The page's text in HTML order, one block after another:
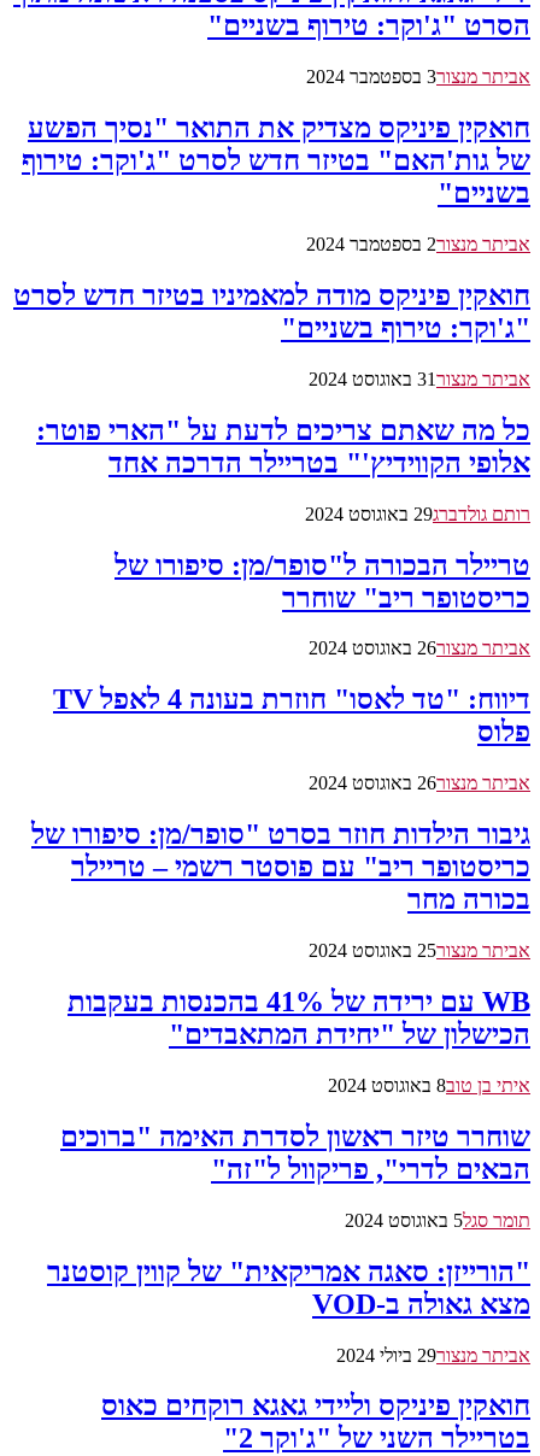
הסרט "ג'וקר: טירוף בשניים"
אביתר מנצור3 בספטמבר 2024
חואקין פיניקס מצדיק את התואר "נסיך הפשע
של גות'האם" בטיזר חדש לסרט "ג'וקר: טירוף
בשניים"
אביתר מנצור2 בספטמבר 2024
חואקין פיניקס מודה למאמיניו בטיזר חדש לסרט
"ג'וקר: טירוף בשניים"
אביתר מנצור31 באוגוסט 2024
כל מה שאתם צריכים לדעת על "הארי פוטר:
אלופי הקווידיץ'" בטריילר הדרכה אחד
רותם גולדברג29 באוגוסט 2024
טריילר הבכורה ל"סופר/מן: סיפורו של
כריסטופר ריב" שוחרר
אביתר מנצור26 באוגוסט 2024
דיווח: "טד לאסו" חוזרת בעונה 4 לאפל TV
פלוס
אביתר מנצור26 באוגוסט 2024
גיבור הילדות חוזר בסרט "סופר/מן: סיפורו של
כריסטופר ריב" עם פוסטר רשמי – טריילר
בכורה מחר
אביתר מנצור25 באוגוסט 2024
WB עם ירידה של 41% בהכנסות בעקבות
הכישלון של "יחידת המתאבדים"
איתי בן טוב8 באוגוסט 2024
שוחרר טיזר ראשון לסדרת האימה "ברוכים
הבאים לדרי", פריקוול ל"זה"
תומר סגל5 באוגוסט 2024
"הורייזן: סאגה אמריקאית" של קווין קוסטנר
מצא גאולה ב-VOD
אביתר מנצור29 ביולי 2024
חואקין פיניקס וליידי גאגא רוקחים כאוס
בטריילר השני של "ג'וקר 2"